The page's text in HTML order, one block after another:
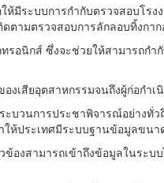
ระบบการกำกับตรวจสอบโร
ตามตรวจสอบการลักลอบทิ้งกา
อนิกส์ ซึ่งจะช่วยให้สามารถก
เสียอุตสาหกรรมจนถึงผู้ก่อกำเ
บวนการประชาพิจารณ์อย่าง
ห้ประเทศมีระบบฐานข้อมูลขน
งสามารถเข้าถึงข้อมูลในระ